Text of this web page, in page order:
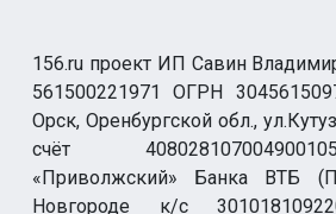
156.ru проект ИП Савин
561500221971 ОГРН
Орск, Оренбургской обл.,
счёт
«Приволжский» Банка ВТБ
Новгороде к/с